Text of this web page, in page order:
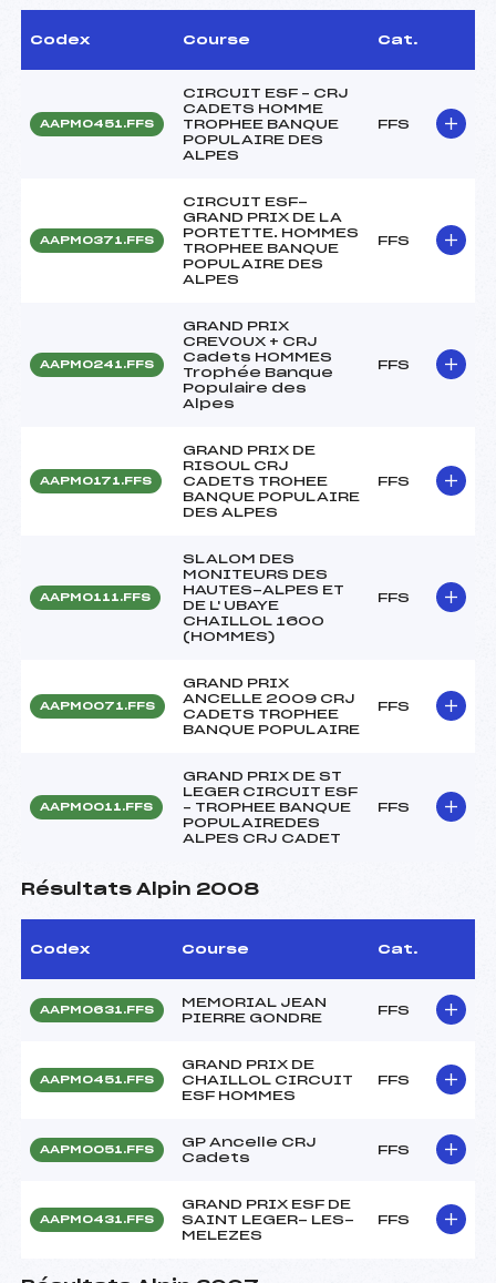
Codex Course Cat.
AAPM0451.FFS
CIRCUIT ESF – CRJ
CADETS HOMME
TROPHEE BANQUE
POPULAIRE DES
ALPES
FFS
AAPM0371.FFS
CIRCUIT ESF-
GRAND PRIX DE LA
PORTETTE. HOMMES
TROPHEE BANQUE
POPULAIRE DES
ALPES
FFS
AAPM0241.FFS
GRAND PRIX
CREVOUX + CRJ
Cadets HOMMES
Trophée Banque
Populaire des
Alpes
FFS
AAPM0171.FFS
GRAND PRIX DE
RISOUL CRJ
CADETS TROHEE
BANQUE POPULAIRE
DES ALPES
FFS
AAPM0111.FFS
SLALOM DES
MONITEURS DES
HAUTES-ALPES ET
DE L' UBAYE
CHAILLOL 1600
(HOMMES)
FFS
AAPM0071.FFS
GRAND PRIX
ANCELLE 2009 CRJ
CADETS TROPHEE
BANQUE POPULAIRE
FFS
AAPM0011.FFS
GRAND PRIX DE ST
LEGER CIRCUIT ESF
– TROPHEE BANQUE
POPULAIREDES
ALPES CRJ CADET
FFS
Résultats Alpin 2008
Codex Course Cat.
AAPM0631.FFS
MEMORIAL JEAN
PIERRE GONDRE
FFS
AAPM0451.FFS
GRAND PRIX DE
CHAILLOL CIRCUIT
ESF HOMMES
FFS
AAPM0051.FFS
GP Ancelle CRJ
Cadets
FFS
AAPM0431.FFS
GRAND PRIX ESF DE
SAINT LEGER- LES-
MELEZES
FFS